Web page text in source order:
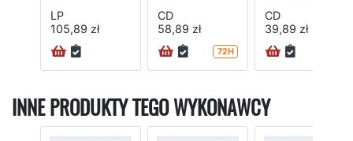
LP
105,89 zł
CD
58,89 zł
72H
CD
39,89 zł
INNE PRODUKTY TEGO WYKONAWCY